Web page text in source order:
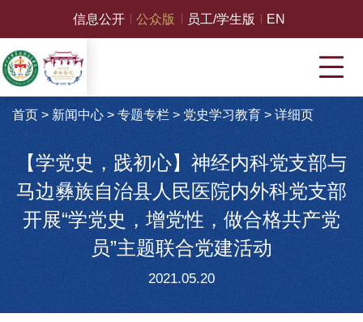
信息公开 公众版 员工/学生版 EN
首页 > 新闻中心> 专题专栏> 党史学习教育 > 详细页
【学党史，践初心】神经内科党支部与
马边彝族自治县人民医院内外科党支部
开展“学党史，增党性，做合格共产党
员”主题联合党建活动
2021.05.20